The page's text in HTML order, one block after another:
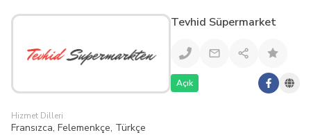
Tevhid Süpermarket
Açık
Hizmet Dilleri
Fransızca, Felemenkçe, Türkçe